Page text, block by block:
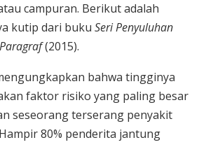
campuran. Berikut adalah
kutip dari buku Seri Penyuluhan
(2015).
bahwa tingginya
faktor risiko yang paling besar
seseorang terserang penyakit
80% penderita jantung